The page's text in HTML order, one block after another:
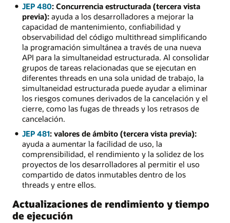
JEP 480: Concurrencia estructurada (tercera vista
previa):ayuda a los desarrolladores a mejorar la
capacidad de mantenimiento, confiabilidad y
observabilidad del código multithread simplificando
la programación simultánea a través de una nueva
API para la simultaneidad estructurada. Al consolidar
grupos de tareas relacionadas que se ejecutan en
diferentes threads en una sola unidad de trabajo, la
simultaneidad estructurada puede ayudar a eliminar
los riesgos comunes derivados de la cancelación y el
cierre, como las fugas de threads y los retrasos de
cancelación.
JEP 481: valores de ámbito (tercera vista previa):
ayuda a aumentar la facilidad de uso, la
comprensibilidad, el rendimiento y la solidez de los
proyectos de los desarrolladores al permitir el uso
compartido de datos inmutables dentro de los
threads y entre ellos.
Actualizaciones de rendimiento y tiempo
de ejecución